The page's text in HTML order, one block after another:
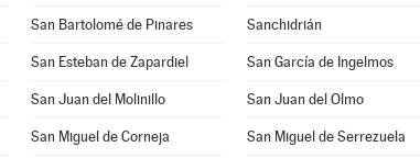
San Bartolomé de Pinares Sanchidrián
San Esteban de Zapardiel San García de Ingelmos
San Juan del Molinillo San Juan del Olmo
San Miguel de Corneja San Miguel de Serrezuela